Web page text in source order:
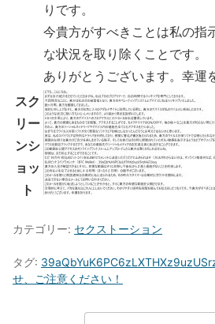
りです。
今貴方がすべきことは私の指
な状況を取り除くことです。
ありがとうございます。幸運
スク
リー
ンシ
ョッ
ト
カテゴリー: セクストーション
タグ:
せ、ご注意ください！